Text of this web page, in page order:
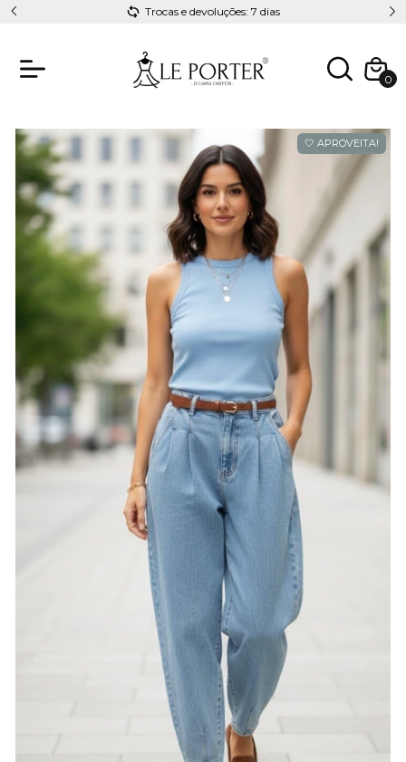
Trocas e devoluções: 7 dias
0
🤍 APROVEITA!